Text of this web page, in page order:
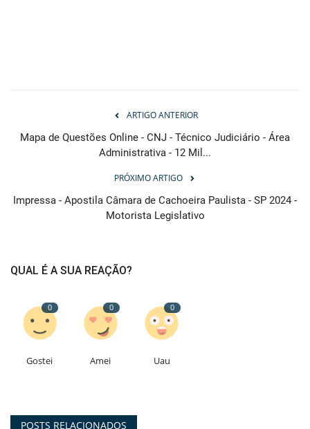
ARTIGO ANTERIOR
Mapa de Questões Online - CNJ - Técnico Judiciário - Área
Administrativa - 12 Mil...
PRÓXIMO ARTIGO
Impressa - Apostila Câmara de Cachoeira Paulista - SP 2024 -
Motorista Legislativo
QUAL É A SUA REAÇÃO?
0
Gostei
0
Amei
0
Uau
POSTS RELACIONADOS